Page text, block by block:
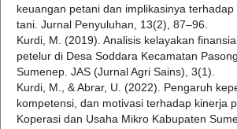
keuangan petani dan implikasinya
tani. Jurnal Penyuluhan, 13(2), 87–96.
Kurdi, M. (2019). Analisis kelayakan
petelur di Desa Soddara Kecamatan
Sumenep. JAS (Jurnal Agri Sains), 3(1).
Kurdi, M., & Abrar, U. (2022). Pengaruh
kompetensi, dan motivasi terhadap kinerja
Koperasi dan Usaha Mikro Kabupaten